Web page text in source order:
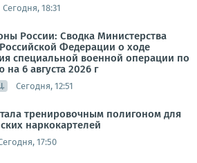
Сегодня, 18:31
России: Сводка Министерства
Федерации о ходе
специальной военной операции по
на 6 августа 2026 г
Сегодня, 12:51
тренировочным полигоном для
наркокартелей
17:50